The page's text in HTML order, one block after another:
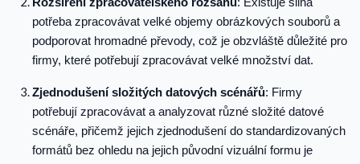
potřeba zpracovávat velké objemy obrázkových souborů a
podporovat hromadné převody, což je obzvláště důležité pro
firmy, které potřebují zpracovávat velké množství dat.
Zjednodušení složitých datových scénářů: Firmy
potřebují zpracovávat a analyzovat různé složité datové
scénáře, přičemž jejich zjednodušení do standardizovaných
formátů bez ohledu na jejich původní vizuální formu je